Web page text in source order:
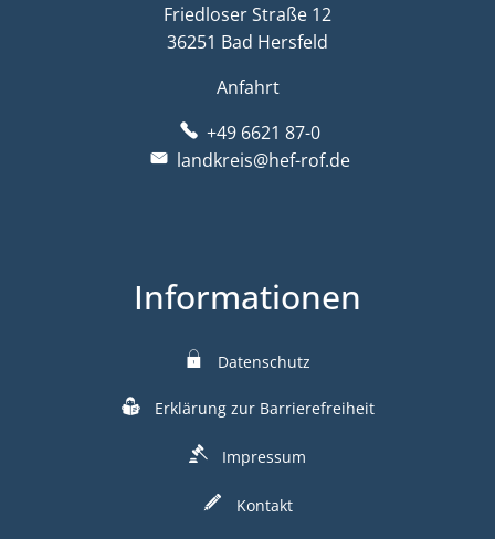
Friedloser Straße 12
36251 Bad Hersfeld
Anfahrt
+49 6621 87-0
landkreis@hef-rof.de
Informationen
Datenschutz
Erklärung zur Barrierefreiheit
Impressum
Kontakt